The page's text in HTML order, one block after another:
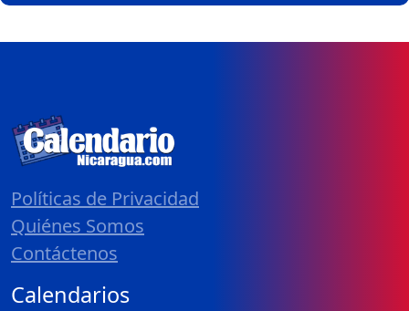
Políticas de Privacidad
Quiénes Somos
Contáctenos
Calendarios